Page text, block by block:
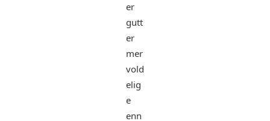
er
gutt
er
mer
vold
elig
e
enn